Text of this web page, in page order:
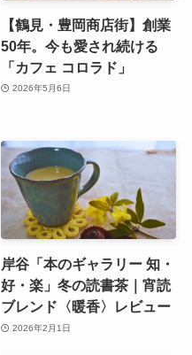
【鶴見・豊岡商店街】創業
50年。今も愛され続ける
「カフェ コロラド」
2026年5月6日
岸谷「本のギャラリー 知・
好・楽」冬の読書茶｜宵読
ブレンド〈暖香〉レビュー
2026年2月1日